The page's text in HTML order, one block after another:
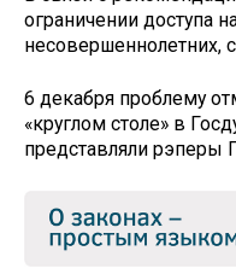
ограничении доступа
несовершеннолетних,
6 декабря проблему
«круглом столе» в
представляли рэперы